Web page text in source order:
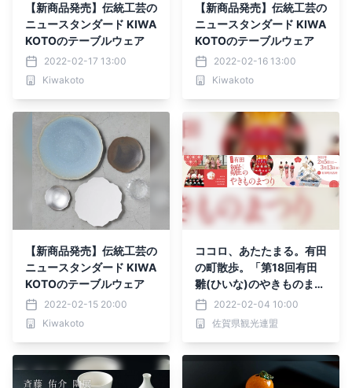
【新商品発売】伝統工芸の
ニュースタンダード KIWA
KOTOのテーブルウェア
2022-02-17 13:00
Kiwakoto
【新商品発売】伝統工芸の
ニュースタンダード KIWA
KOTOのテーブルウェア
2022-02-16 13:00
Kiwakoto
【新商品発売】伝統工芸の
ニュースタンダード KIWA
KOTOのテーブルウェア
2022-02-15 20:00
Kiwakoto
ココロ、あたたまる。有田
の町散歩。「第18回有田
雛(ひいな)のやきものまつ
り」2022-02-04 10:00
佐賀県観光連盟